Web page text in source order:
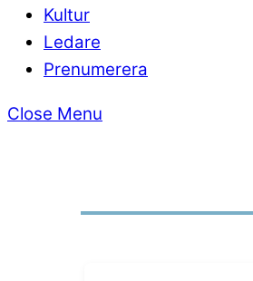
Kultur
Ledare
Prenumerera
Close Menu